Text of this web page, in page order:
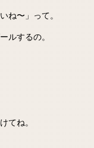
ね〜」って。
ルするの。
てね。